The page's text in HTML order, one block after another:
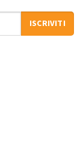
ISCRIVITI